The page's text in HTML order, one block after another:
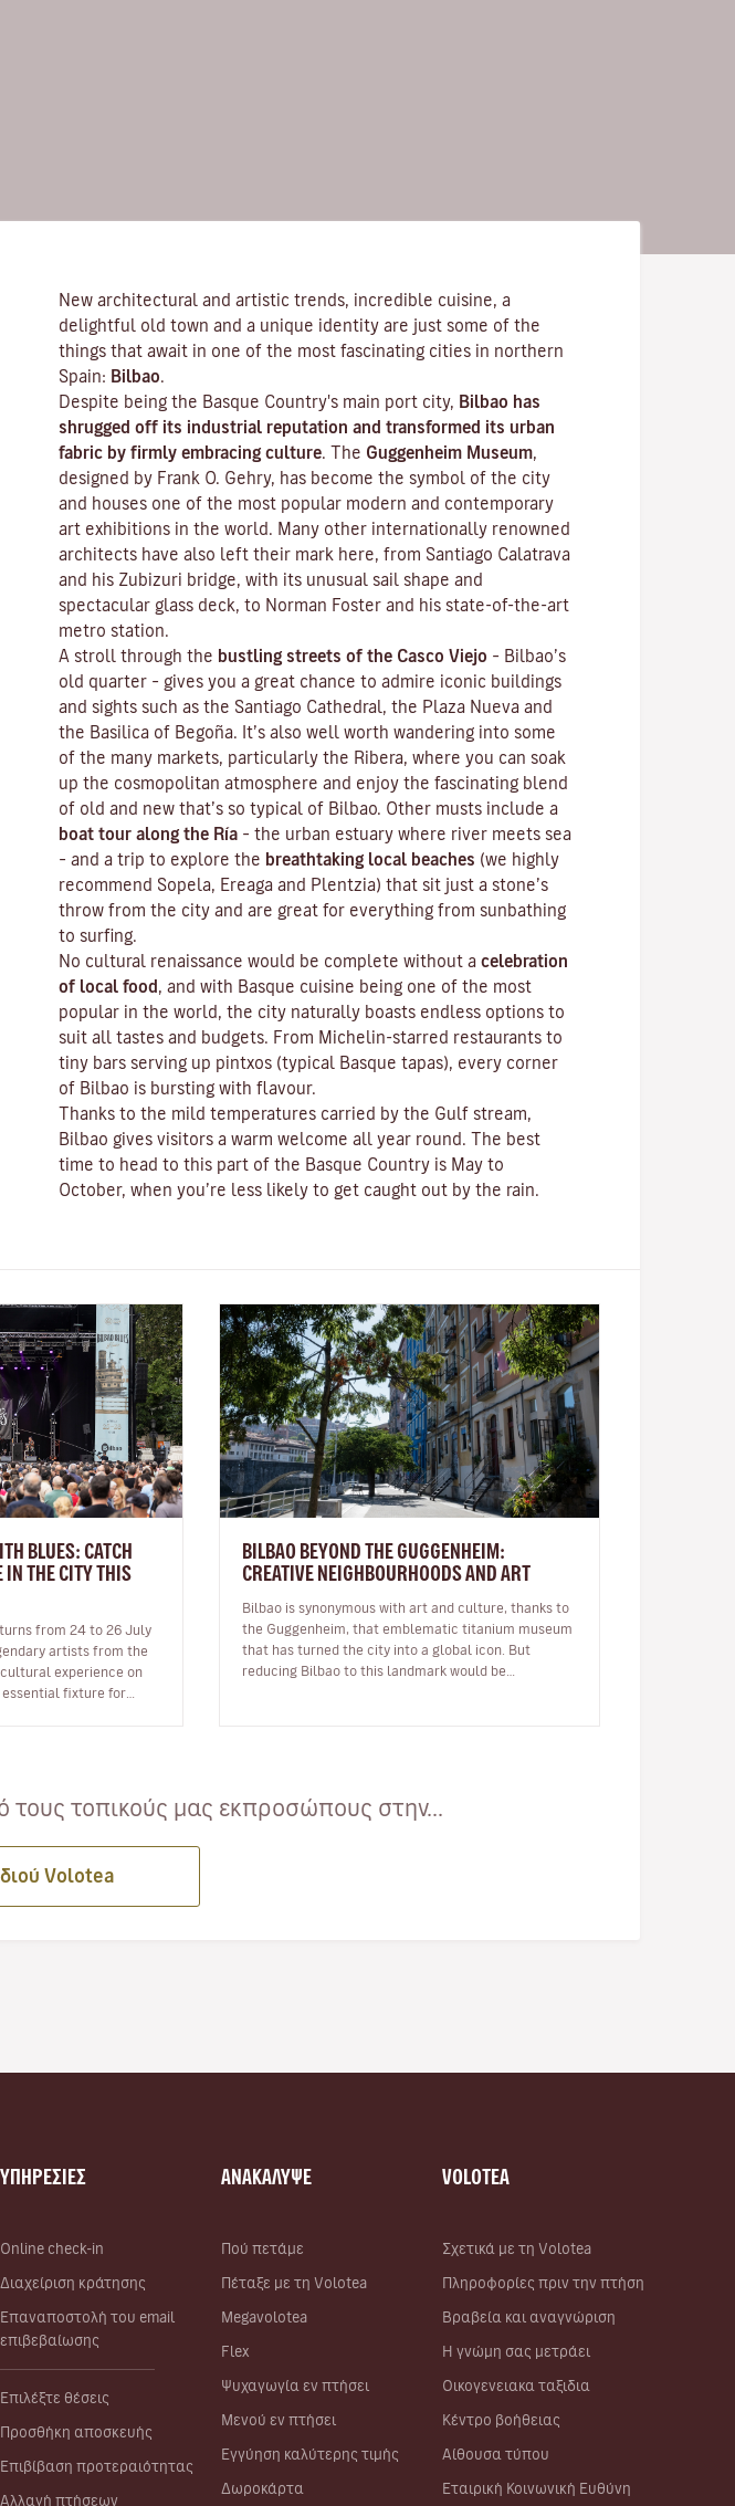
New architectural and artistic trends, incredible cuisine, a
delightful old town and a unique identity are just some of the
things that await in one of the most fascinating cities in northern
Spain: Bilbao
Despite being the Basque Country's main port city,
Bilbao has
shrugged off its industrial reputation and transformed its urban
fabric by firmly embracing culture . The Guggenheim Museum
designed by Frank O. Gehry, has become the symbol of the city
and houses one of the most popular modern and contemporary
art exhibitions in the world. Many other internationally renowned
architects have also left their mark here, from Santiago Calatrava
and his Zubizuri bridge, with its unusual sail shape and
spectacular glass deck, to Norman Foster and his state-of-the-art
metro station.
A stroll through the bustling streets of the Casco Viejo – Bilbao’s
old quarter – gives you a great chance to admire iconic buildings
and sights such as the Santiago Cathedral, the Plaza Nueva and
the Basilica of Begoña. It’s also well worth wandering into some
of the many markets, particularly the Ribera, where you can soak
up the cosmopolitan atmosphere and enjoy the fascinating blend
of old and new that’s so typical of Bilbao. Other musts include a
boat tour along the Ría – the urban estuary where river meets sea
– and a trip to explore the breathtaking local beaches (we highly
recommend Sopela, Ereaga and Plentzia) that sit just a stone’s
throw from the city and are great for everything from sunbathing
to surfing.
No cultural renaissance would be complete without a celebration
of local food
, and with Basque cuisine being one of the most
popular in the world, the city naturally boasts endless options to
suit all tastes and budgets. From Michelin-starred restaurants to
tiny bars serving up pintxos (typical Basque tapas), every corner
of Bilbao is bursting with flavour.
Thanks to the mild temperatures carried by the Gulf stream,
Bilbao gives visitors a warm welcome all year round. The best
time to head to this part of the Basque Country is May to
October, when you’re less likely to get caught out by the rain.
BLUES: CATCH
IN THE CITY THIS
from 24 to 26 July
artists from the
experience on
BILBAO BEYOND THE GUGGENHEIM:
CREATIVE NEIGHBOURHOODS AND ART
Bilbao is synonymous with art and culture, thanks to
the Guggenheim, that emblematic titanium museum
that has turned the city into a global icon. But
reducing Bilbao to this landmark would be
τοπικούς μας εκπροσώπους στην...
Volotea
ΥΠΗΡΕΣΙΕΣ
Online check-in
Διαχείριση κράτησης
Επαναποστολή του email
επιβεβαίωσης
Επιλέξτε θέσεις
Προσθήκη αποσκευής
Επιβίβαση προτεραιότητας
Αλλαγή πτήσεων
ΑΝΑΚΑΛΥΨΕ
Πού πετάμε
Πέταξε με τη Volotea
Megavolotea
Flex
Ψυχαγωγία εν πτήσει
Μενού εν πτήσει
Εγγύηση καλύτερης τιμής
Δωροκάρτα
VOLOTEA
Σχετικά με τη Volotea
Πληροφορίες πριν την πτήση
Βραβεία και αναγνώριση
Η γνώμη σας μετράει
Οικογενειακα ταξιδια
Κέντρο βοήθειας
Αίθουσα τύπου
Εταιρική Κοινωνική Ευθύνη